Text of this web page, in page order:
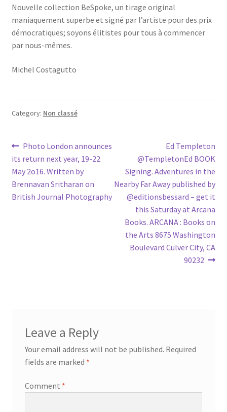
Nouvelle collection BeSpoke, un tirage original
maniaquement superbe et signé par l’artiste pour des prix
démocratiques; soyons élitistes pour tous à commencer
par nous-mêmes.
Michel Costagutto
Category: Non classé
Post
navigation
Previous
post:
Photo London announces
its return next year, 19-22
May 2o16. Written by
Brennavan Sritharan on
British Journal Photography
Next
post:
Ed Templeton
@TempletonEd BOOK
Signing. Adventures in the
Nearby Far Away published by
@editionsbessard – get it
this Saturday at Arcana
Books. ARCANA : Books on
the Arts 8675 Washington
Boulevard Culver City, CA
90232
Leave a Reply
Your email address will not be published. Required
fields are marked *
Comment *